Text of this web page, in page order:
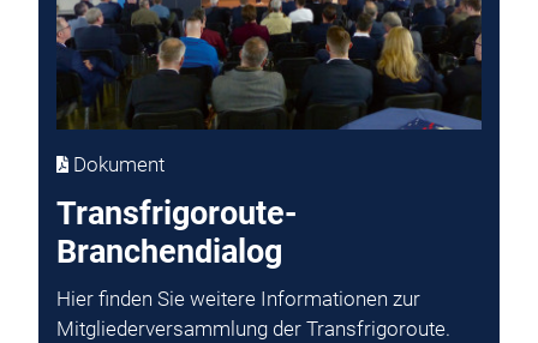
Dokument
Transfrigoroute-
Branchendialog
Hier finden Sie weitere Informationen zur
Mitgliederversammlung der Transfrigoroute.